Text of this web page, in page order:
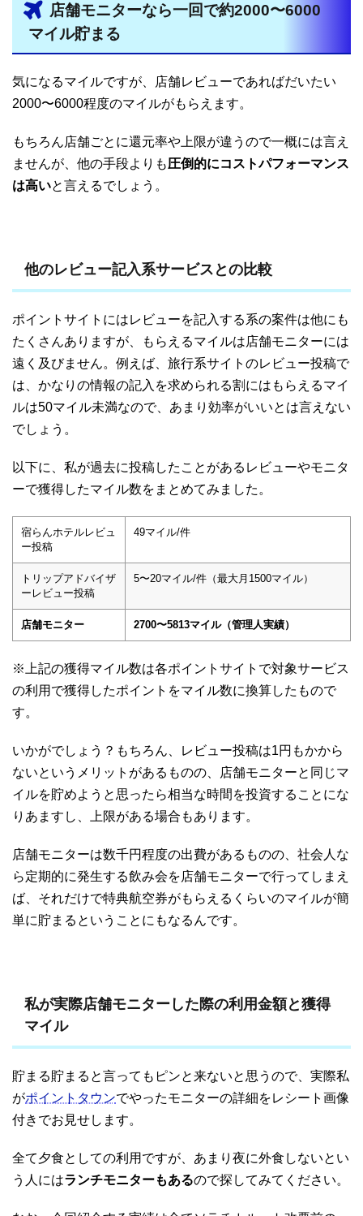
店舗モニターなら一回で約2000〜6000
マイル貯まる
気になるマイルですが、店舗レビューであればだいたい
2000〜6000程度のマイルがもらえます。
もちろん店舗ごとに還元率や上限が違うので一概には言え
ませんが、他の手段よりも圧倒的にコストパフォーマンス
は高いと言えるでしょう。
他のレビュー記入系サービスとの比較
ポイントサイトにはレビューを記入する系の案件は他にも
たくさんありますが、もらえるマイルは店舗モニターには
遠く及びません。例えば、旅行系サイトのレビュー投稿で
は、かなりの情報の記入を求められる割にはもらえるマイ
ルは50マイル未満なので、あまり効率がいいとは言えない
でしょう。
以下に、私が過去に投稿したことがあるレビューやモニタ
ーで獲得したマイル数をまとめてみました。
宿らんホテルレビュ
ー投稿
49マイル/件
トリップアドバイザ
ーレビュー投稿
5〜20マイル/件（最大月1500マイル）
店舗モニター 2700〜5813マイル（管理人実績）
※上記の獲得マイル数は各ポイントサイトで対象サービス
の利用で獲得したポイントをマイル数に換算したもので
す。
いかがでしょう？もちろん、レビュー投稿は1円もかから
ないというメリットがあるものの、店舗モニターと同じマ
イルを貯めようと思ったら相当な時間を投資することにな
りあますし、上限がある場合もあります。
店舗モニターは数千円程度の出費があるものの、社会人な
ら定期的に発生する飲み会を店舗モニターで行ってしまえ
ば、それだけで特典航空券がもらえるくらいのマイルが簡
単に貯まるということにもなるんです。
私が実際店舗モニターした際の利用金額と獲得
マイル
貯まる貯まると言ってもピンと来ないと思うので、実際私
がポイントタウンでやったモニターの詳細をレシート画像
付きでお見せします。
全て夕食としての利用ですが、あまり夜に外食しないとい
う人にはランチモニターもあるので探してみてください。